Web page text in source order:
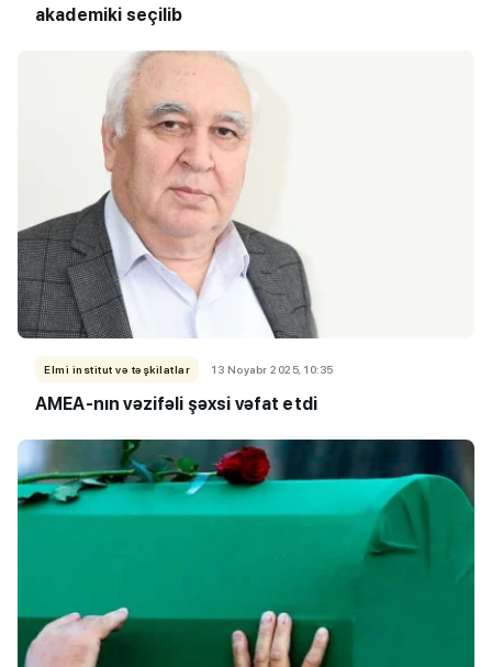
akademiki seçilib
Elmi institut və təşkilatlar 13 Noyabr 2025, 10:35
AMEA-nın vəzifəli şəxsi vəfat etdi